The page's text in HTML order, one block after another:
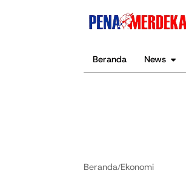
Beranda News
Beranda/Ekonomi